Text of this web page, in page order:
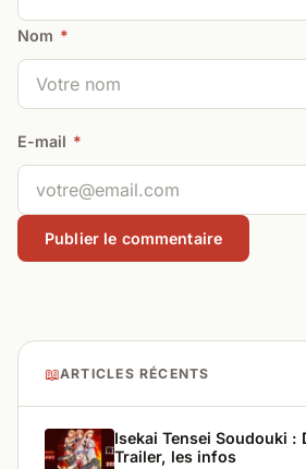
Nom *
E-mail *
📖ARTICLES RÉCENTS
Isekai Tensei Soudouki :
Trailer, les infos